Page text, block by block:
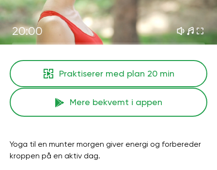
20:00
Praktiserer med plan 20 min
Mere bekvemt i appen
Yoga til en munter morgen giver energi og forbereder
kroppen på en aktiv dag.